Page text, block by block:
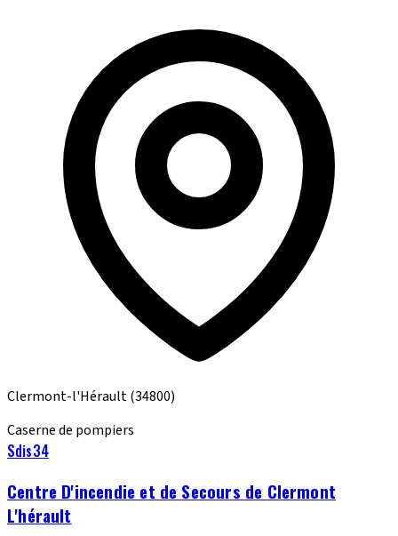
Clermont-l'Hérault(34800)
Caserne de pompiers
Sdis34
Centre D'incendie et de Secours de Clermont
L'hérault